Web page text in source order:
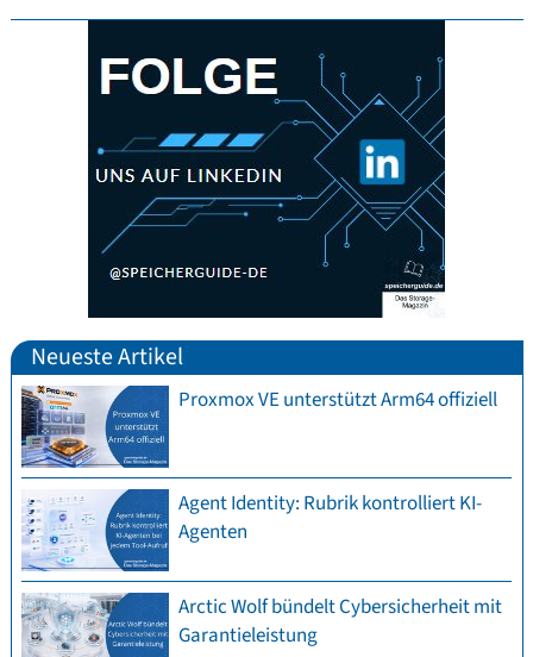
Neueste Artikel
Proxmox VE unterstützt Arm64 offiziell
Agent Identity: Rubrik kontrolliert KI-
Agenten
Arctic Wolf bündelt Cybersicherheit mit
Garantieleistung